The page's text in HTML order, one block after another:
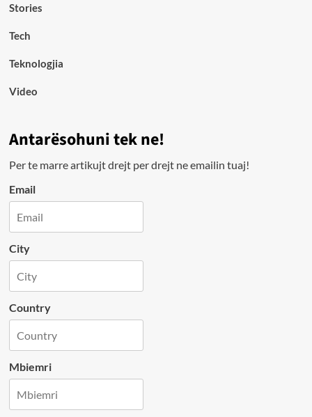
Stories
Tech
Teknologjia
Video
Antarësohuni tek ne!
Per te marre artikujt drejt per drejt ne emailin tuaj!
Email
City
Country
Mbiemri